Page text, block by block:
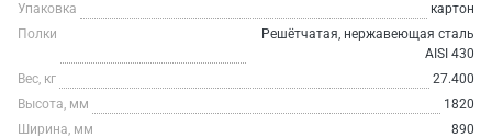
Упаковка
картон
Полки
Решётчатая, нержавеющая сталь
AISI 430
Вес, кг
27.400
Высота, мм
1820
Ширина, мм
890